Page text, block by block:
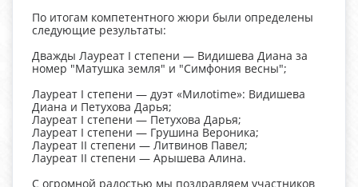
По итогам компетентного жюри были определены
следующие результаты:
Дважды Лауреат I степени — Видишева Диана за
номер "Матушка земля" и "Симфония весны";
Лауреат I степени — дуэт «Милоtime»: Видишева
Диана и Петухова Дарья;
Лауреат I степени — Петухова Дарья;
Лауреат I степени — Грушина Вероника;
Лауреат II степени — Литвинов Павел;
Лауреат II степени — Арышева Алина.
С огромной радостью мы поздравляем участников